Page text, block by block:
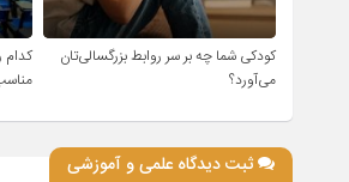
کودکی شما چه بر سر روابط بزرگسالی‌تان
می‌آورد؟
ثبت دیدگاه علمی و آموزشی